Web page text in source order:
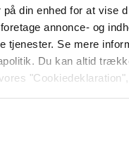
din enhed for at vise
annonce- og
tjenester. Se mere
Du kan altid
billedet: Så
har Lars